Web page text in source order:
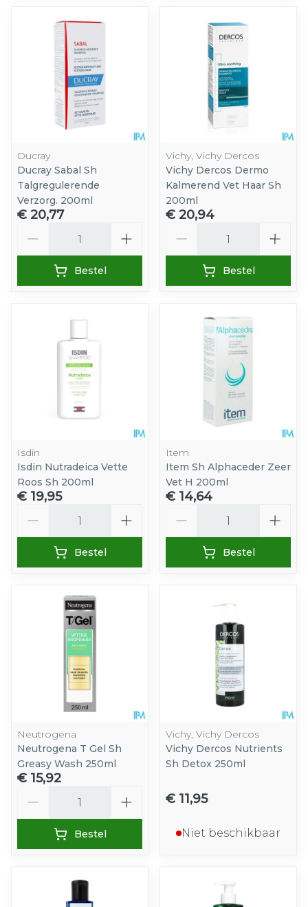
Ducray
Ducray Sabal Sh
Talgregulerende
Verzorg. 200ml
€ 20,77
Bestel
Vichy, Vichy Dercos
Vichy Dercos Dermo
Kalmerend Vet Haar Sh
200ml
€ 20,94
Bestel
Isdin
Isdin Nutradeica Vette
Roos Sh 200ml
€ 19,95
Bestel
Item
Item Sh Alphaceder Zeer
Vet H 200ml
€ 14,64
Bestel
Neutrogena
Neutrogena T Gel Sh
Greasy Wash 250ml
€ 15,92
Bestel
Vichy, Vichy Dercos
Vichy Dercos Nutrients
Sh Detox 250ml
€ 11,95
Niet beschikbaar